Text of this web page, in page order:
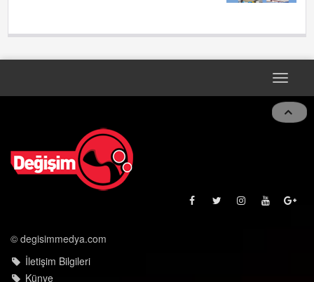
Toggle
© degisimmedya.com
İletişim Bilgileri
Künye